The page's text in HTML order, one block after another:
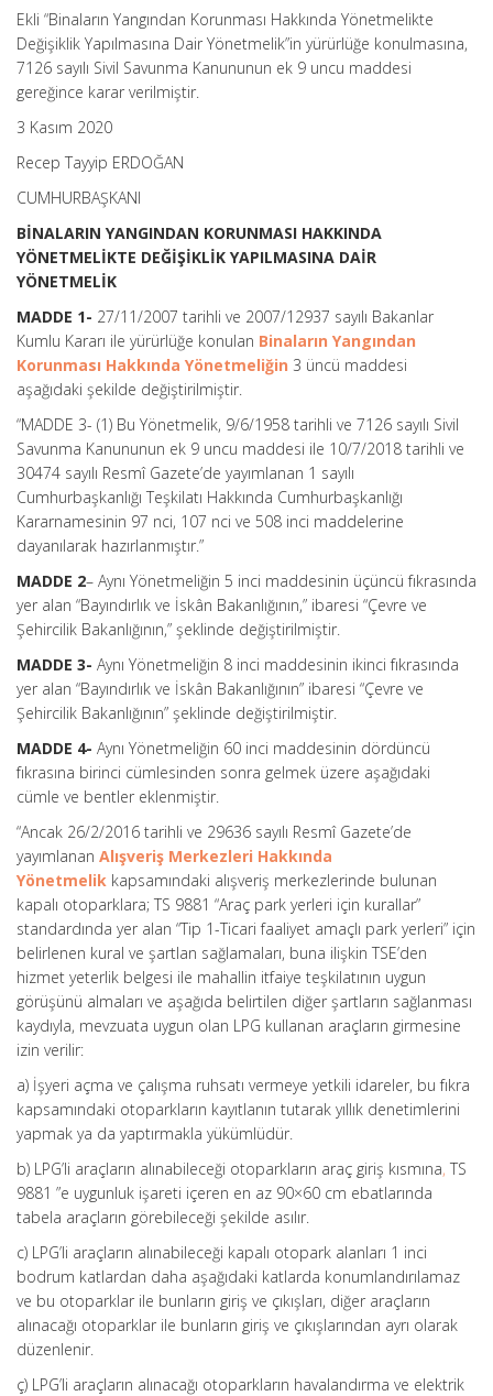
Ekli “Binaların Yangından Korunması Hakkında Yönetmelikte
Değişiklik Yapılmasına Dair Yönetmelik”in yürürlüğe konulmasına,
7126 sayılı Sivil Savunma Kanununun ek 9 uncu maddesi
gereğince karar verilmiştir.
3 Kasım 2020
Recep Tayyip ERDOĞAN
CUMHURBAŞKANI
BİNALARIN YANGINDAN KORUNMASI HAKKINDA
YÖNETMELİKTE DEĞİŞİKLİK YAPILMASINA DAİR
YÖNETMELİK
MADDE 1- 27/11/2007 tarihli ve 2007/12937 sayılı Bakanlar
Kumlu Kararı ile yürürlüğe konulan Binaların Yangından
Korunması Hakkında Yönetmeliğin 3 üncü maddesi
aşağıdaki şekilde değiştirilmiştir.
“MADDE 3- (1) Bu Yönetmelik, 9/6/1958 tarihli ve 7126 sayılı Sivil
Savunma Kanununun ek 9 uncu maddesi ile 10/7/2018 tarihli ve
30474 sayılı Resmî Gazete’de yayımlanan 1 sayılı
Cumhurbaşkanlığı Teşkilatı Hakkında Cumhurbaşkanlığı
Kararnamesinin 97 nci, 107 nci ve 508 inci maddelerine
dayanılarak hazırlanmıştır.”
MADDE 2– Aynı Yönetmeliğin 5 inci maddesinin üçüncü fıkrasında
yer alan “Bayındırlık ve İskân Bakanlığının,” ibaresi “Çevre ve
Şehircilik Bakanlığının,” şeklinde değiştirilmiştir.
MADDE 3- Aynı Yönetmeliğin 8 inci maddesinin ikinci fıkrasında
yer alan “Bayındırlık ve İskân Bakanlığının” ibaresi “Çevre ve
Şehircilik Bakanlığının” şeklinde değiştirilmiştir.
MADDE 4- Aynı Yönetmeliğin 60 inci maddesinin dördüncü
fıkrasına birinci cümlesinden sonra gelmek üzere aşağıdaki
cümle ve bentler eklenmiştir.
“Ancak 26/2/2016 tarihli ve 29636 sayılı Resmî Gazete’de
yayımlanan Alışveriş Merkezleri Hakkında
Yönetmelik kapsamındaki alışveriş merkezlerinde bulunan
kapalı otoparklara; TS 9881 “Araç park yerleri için kurallar”
standardında yer alan “Tip 1-Ticari faaliyet amaçlı park yerleri” için
belirlenen kural ve şartlan sağlamaları, buna ilişkin TSE’den
hizmet yeterlik belgesi ile mahallin itfaiye teşkilatının uygun
görüşünü almaları ve aşağıda belirtilen diğer şartların sağlanması
kaydıyla, mevzuata uygun olan LPG kullanan araçların girmesine
izin verilir:
a) İşyeri açma ve çalışma ruhsatı vermeye yetkili idareler, bu fıkra
kapsamındaki otoparkların kayıtlanın tutarak yıllık denetimlerini
yapmak ya da yaptırmakla yükümlüdür.
b) LPG’li araçların alınabileceği otoparkların araç giriş kısmına, TS
9881 ”e uygunluk işareti içeren en az 90×60 cm ebatlarında
tabela araçların görebileceği şekilde asılır.
c) LPG’li araçların alınabileceği kapalı otopark alanları 1 inci
bodrum katlardan daha aşağıdaki katlarda konumlandırılamaz
ve bu otoparklar ile bunların giriş ve çıkışları, diğer araçların
alınacağı otoparklar ile bunların giriş ve çıkışlarından ayrı olarak
düzenlenir.
ç) LPG’li araçların alınacağı otoparkların havalandırma ve elektrik